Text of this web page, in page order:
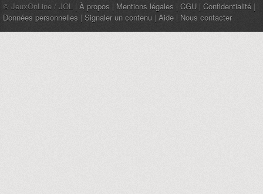
© JeuxOnLine / JOL | À propos | Mentions légales | CGU | Confidentialité |
Données personnelles | Signaler un contenu | Aide | Nous contacter